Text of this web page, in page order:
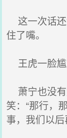
这一次话还
住了嘴。
王虎一脸尴
萧宁也没有
笑：“那行，
事，我们以后